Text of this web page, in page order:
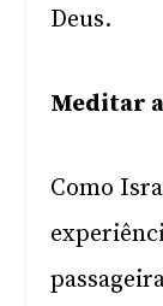
Deus.
Meditar
Como